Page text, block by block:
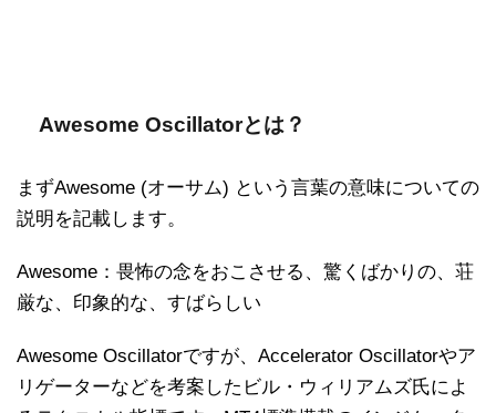
Awesome Oscillatorとは？
まずAwesome (オーサム) という言葉の意味についての
説明を記載します。
Awesome：畏怖の念をおこさせる、驚くばかりの、荘
厳な、印象的な、すばらしい
Awesome Oscillatorですが、Accelerator Oscillatorやア
リゲーターなどを考案したビル・ウィリアムズ氏によ